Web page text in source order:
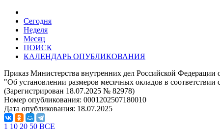
Сегодня
Неделя
Месяц
ПОИСК
КАЛЕНДАРЬ ОПУБЛИКОВАНИЯ
Приказ Министерства внутренних дел Российской Федерации
"Об установлении размеров месячных окладов в
(Зарегистрирован 18.07.2025 № 82978)
Номер опубликования: 0001202507180010
Дата опубликования: 18.07.2025
1 10 20 50 ВСЕ